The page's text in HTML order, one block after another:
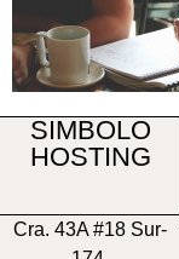
SIMBOLO
HOSTING
Cra. 43A #18 Sur-